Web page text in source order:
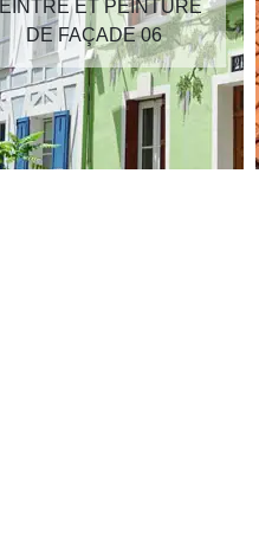
ET PEINTURE
DE FAÇADE 06